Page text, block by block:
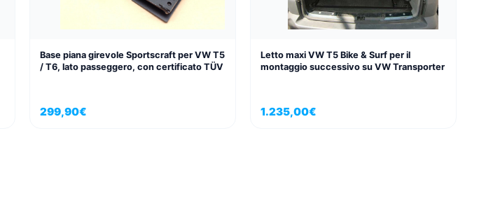
Base piana girevole Sportscraft per VW T5
/ T6, lato passeggero, con certificato TÜV
299,90€
Letto maxi VW T5 Bike & Surf per il
montaggio successivo su VW Transporter
1.235,00€